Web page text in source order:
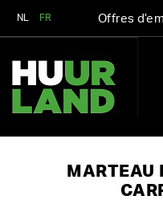
NL FR Offres
MARTEAU